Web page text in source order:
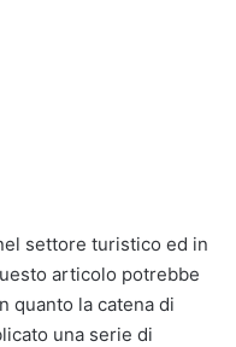
settore turistico ed in
articolo potrebbe
quanto la catena di
una serie di